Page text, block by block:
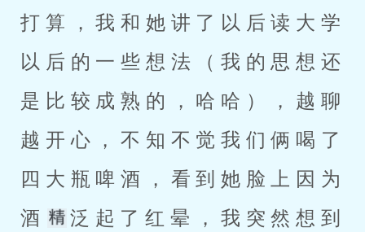
打算，我和她讲了以后读大学
以后的一些想法（我的思想还
是比较成熟的，哈哈），越聊
越开心，不知不觉我们俩喝了
四大瓶啤酒，看到她脸上因为
酒
泛起了红晕，我突然想到